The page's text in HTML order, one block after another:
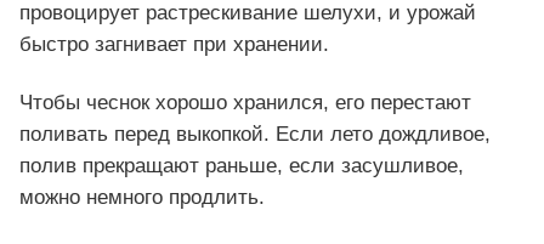
провоцирует растрескивание шелухи, и урожай
быстро загнивает при хранении.
Чтобы чеснок хорошо хранился, его перестают
поливать перед выкопкой. Если лето дождливое,
полив прекращают раньше, если засушливое,
можно немного продлить.